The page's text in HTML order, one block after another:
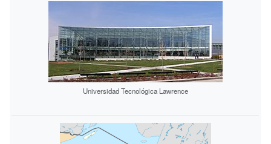
Universidad Tecnológica Lawrence